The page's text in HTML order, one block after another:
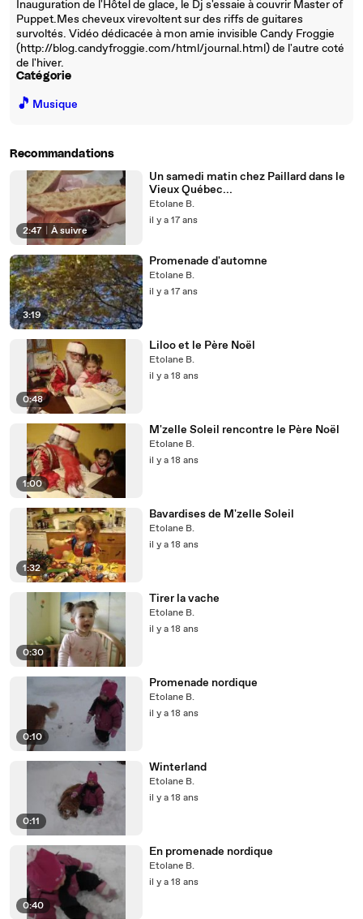
Inauguration de l'Hôtel de glace, le Dj s'essaie à couvrir Master of
Puppet.Mes cheveux virevoltent sur des riffs de guitares
survoltés. Vidéo dédicacée à mon amie invisible Candy Froggie
(http://blog.candyfroggie.com/html/journal.html) de l'autre coté
de l'hiver.
Catégorie
🎵 Musique
Recommandations
2:47 À suivre
Un samedi matin chez Paillard dans le
Vieux Québec...
Etolane B.
il y a 17 ans
3:19
Promenade d'automne
Etolane B.
il y a 17 ans
0:48
Liloo et le Père Noël
Etolane B.
il y a 18 ans
1:00
M'zelle Soleil rencontre le Père Noël
Etolane B.
il y a 18 ans
1:32
Bavardises de M'zelle Soleil
Etolane B.
il y a 18 ans
0:30
Tirer la vache
Etolane B.
il y a 18 ans
0:10
Promenade nordique
Etolane B.
il y a 18 ans
0:11
Winterland
Etolane B.
il y a 18 ans
0:40
En promenade nordique
Etolane B.
il y a 18 ans